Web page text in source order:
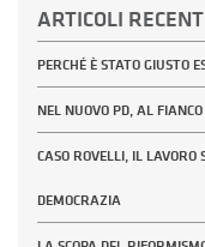
ARTICOLI
PERCHÉ È STATO GIUSTO
NEL NUOVO PD, AL
CASO ROVELLI, IL LAVORO
DEMOCRAZIA